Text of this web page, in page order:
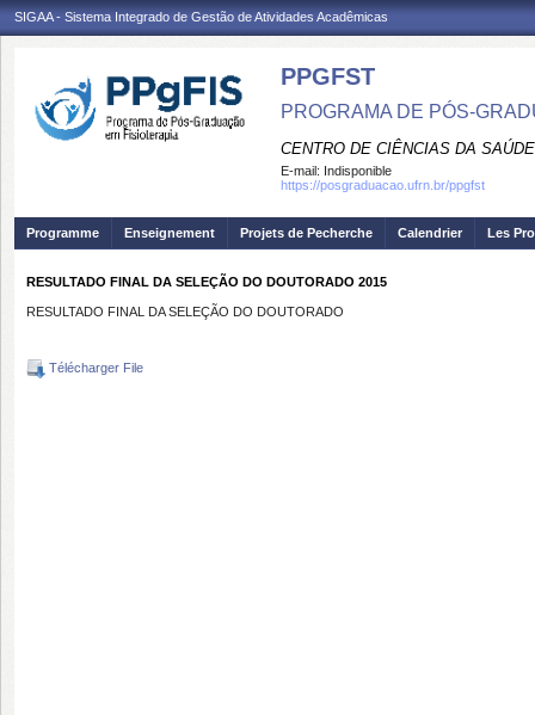
SIGAA - Sistema Integrado de Gestão de Atividades Acadêmicas
PPGFST
PROGRAMA DE PÓS-
CENTRO DE CIÊNCIAS DA SAÚDE
E-mail: Indisponible
https://posgraduacao.ufrn.br/ppgfst
Programme Enseignement Projets de Pecherche Calendrier Les
RESULTADO FINAL DA SELEÇÃO DO DOUTORADO 2015
RESULTADO FINAL DA SELEÇÃO DO DOUTORADO
Télécharger File